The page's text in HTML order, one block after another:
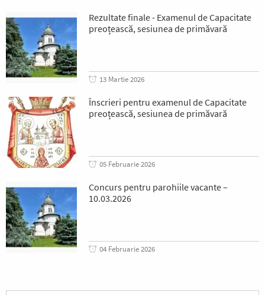
Rezultate finale - Examenul de Capacitate
preoțească, sesiunea de primăvară
13 Martie 2026
Înscrieri pentru examenul de Capacitate
preoțească, sesiunea de primăvară
05 Februarie 2026
Concurs pentru parohiile vacante –
10.03.2026
04 Februarie 2026